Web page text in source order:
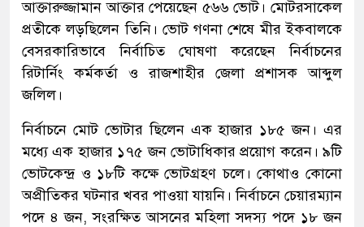
আক্তারুজ্জামান আক্তার পেয়েছেন ৫৬৬ ভোট। মোটরসাকেল
প্রতীকে লড়ছিলেন তিনি। ভোট গণনা শেষে মীর ইকবালকে
বেসরকারিভাবে নির্বাচিত ঘোষণা করেছেন নির্বাচনের
রিটার্নিং কর্মকর্তা ও রাজশাহীর জেলা প্রশাসক আব্দুল
জলিল।
নির্বাচনে মোট ভোটার ছিলেন এক হাজার ১৮৫ জন। এর
মধ্যে এক হাজার ১৭৫ জন ভোটাধিকার প্রয়োগ করেন। ৯টি
ভোটকেন্দ্র ও ১৮টি কক্ষে ভোটগ্রহণ চলে। কোথাও কোনো
অপ্রীতিকর ঘটনার খবর পাওয়া যায়নি। নির্বাচনে চেয়ারম্যান
পদে ৪ জন, সংরক্ষিত আসনের মহিলা সদস্য পদে ১৮ জন